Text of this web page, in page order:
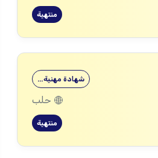
منتهية
شهادة مهنية…
حلب
منتهية